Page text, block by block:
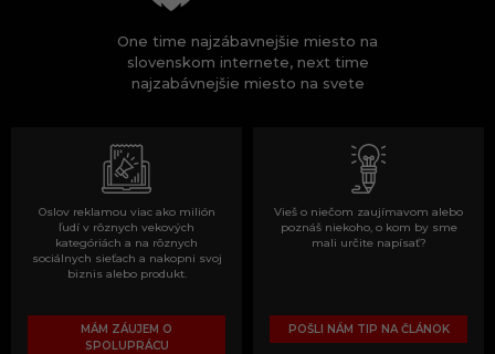
One time najzábavnejšie miesto na
slovenskom internete, next time
najzabávnejšie miesto na svete
Oslov reklamou viac ako milión
ľudí v rôznych vekových
kategóriách a na rôznych
sociálnych sieťach a nakopni svoj
biznis alebo produkt.
MÁM ZÁUJEM O
SPOLUPRÁCU
Vieš o niečom zaujímavom alebo
poznáš niekoho, o kom by sme
mali určite napísať?
POŠLI NÁM TIP NA ČLÁNOK